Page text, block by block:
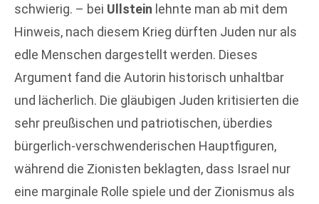
schwierig. – bei Ullstein lehnte man ab mit dem
Hinweis, nach diesem Krieg dürften Juden nur als
edle Menschen dargestellt werden. Dieses
Argument fand die Autorin historisch unhaltbar
und lächerlich. Die gläubigen Juden kritisierten die
sehr preußischen und patriotischen, überdies
bürgerlich-verschwenderischen Hauptfiguren,
während die Zionisten beklagten, dass Israel nur
eine marginale Rolle spiele und der Zionismus als